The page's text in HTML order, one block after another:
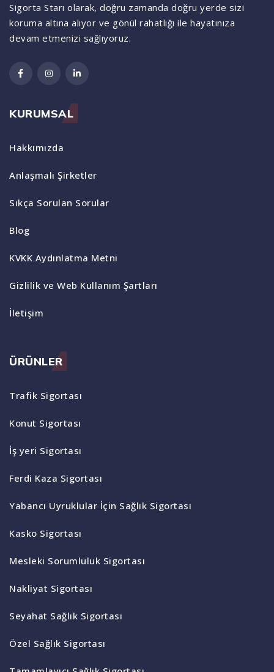
Sigorta Starı olarak, doğru zamanda doğru yerde sizi
koruma altına alıyor ve gönül rahatlığı ile hayatınıza
devam etmenizi sağlıyoruz.
KURUMSAL
Hakkımızda
Anlaşmalı Şirketler
Sıkça Sorulan Sorular
Blog
KVKK Aydınlatma Metni
Gizlilik ve Web Kullanım Şartları
İletişim
ÜRÜNLER
Trafik Sigortası
Konut Sigortası
İş yeri Sigortası
Ferdi Kaza Sigortası
Yabancı Uyruklular İçin Sağlık Sigortası
Kasko Sigortası
Mesleki Sorumluluk Sigortası
Nakliyat Sigortası
Seyahat Sağlık Sigortası
Özel Sağlık Sigortası